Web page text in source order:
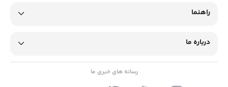
راهنما
درباره ما
رسانه های خبری ما